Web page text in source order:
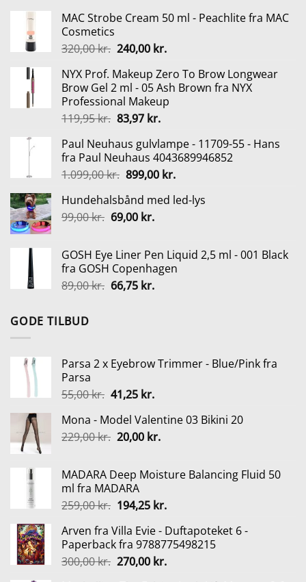
MAC Strobe Cream 50 ml - Peachlite fra MAC
Cosmetics
320,00kr. Den
pris
var:
320,00 kr..
240,00 kr.Den
pris
er:
240,00 kr..
NYX Prof. Makeup Zero To Brow Longwear
Brow Gel 2 ml - 05 Ash Brown fra NYX
Professional Makeup
119,95kr. Den
pris
var:
119,95 kr..
83,97 kr.Den
pris
er:
83,97 kr..
Paul Neuhaus gulvlampe - 11709-55 - Hans
fra Paul Neuhaus 4043689946852
1.099,00kr. Den
pris
var:
899,00 kr.Den
pris
Hundehalsbånd med led-lys
99,00kr. Den
var:
99,00 kr..
69,00 kr.Den
er:
69,00 kr..
GOSH Eye Liner Pen Liquid 2,5 ml - 001 Black
fra GOSH Copenhagen
89,00kr. Den
66,75 kr.Den
GODE TILBUD
Parsa 2 x Eyebrow Trimmer - Blue/Pink fra
Parsa
55,00kr. Den
pris
var:
41,25 kr.Den
pris
er:
Mona - Model Valentine 03 Bikini 20
229,00kr. Den
var:
229,00 kr..
20,00 kr.Den
er:
MADARA Deep Moisture Balancing Fluid 50
ml fra MADARA
259,00kr. Den
pris
var:
259,00 kr..
194,25 kr.Den
pris
er:
194,25 kr..
Arven fra Villa Evie - Duftapoteket 6 -
Paperback fra 9788775498215
300,00kr. Den
270,00 kr.Den